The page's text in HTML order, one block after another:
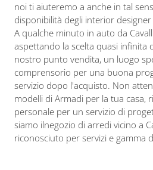
noi ti aiuteremo a anche in tal
disponibilità degli interior
A qualche minuto in auto da
aspettando la scelta quasi infinita
nostro punto vendita, un luogo
comprensorio per una buona
servizio dopo l'acquisto. Non
modelli di Armadi per la tua casa,
personale per un servizio di
siamo ilnegozio di arredi vicino a
riconosciuto per servizi e gamma